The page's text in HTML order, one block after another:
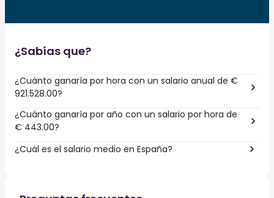
¿Sabías que?
¿Cuánto ganaría por hora con un salario anual de €
921.528.00?
¿Cuánto ganaría por año con un salario por hora de
€ 443.00?
¿Cuál es el salario medio en España?